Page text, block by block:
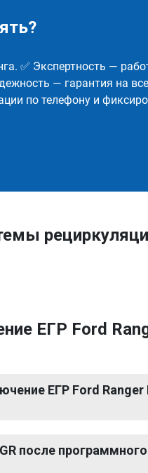
✅ Экспертность —
— гарантия на
по телефону и
ЕГР Ford
ЕГР Ford Ranger
после программного